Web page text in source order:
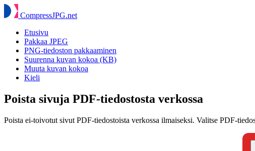
CompressJPG.net
Etusivu
Pakkaa JPEG
PNG-tiedoston pakkaaminen
Suurenna kuvan kokoa (KB)
Muuta kuvan kokoa
Kieli
Poista sivuja PDF-tiedostosta verkossa
Poista ei-toivotut sivut PDF-tiedostoista verkossa ilmaiseksi. Valitse PDF-